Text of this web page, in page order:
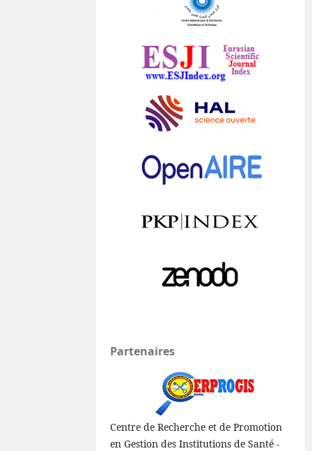
Partenaires
Centre de Recherche et de Promotion
en Gestion des Institutions de Santé -